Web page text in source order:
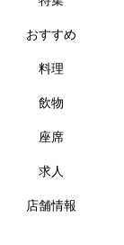
おすすめ
料理
飲物
座席
求人
店舗情報